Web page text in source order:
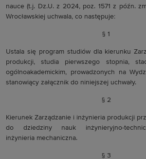
nauce (t.j. Dz.U. z 2024, poz. 1571 z późn.
Wrocławskiej uchwala, co następuje:
§ 1
Ustala się program studiów dla kierunku
produkcji, studia pierwszego stopnia,
ogólnoakademickim, prowadzonych na
stanowiący załącznik do niniejszej uchwały.
§ 2
Kierunek Zarządzanie i inżynieria produkcji
do dziedziny nauk inżynieryjno-
inżynieria mechaniczna.
§ 3